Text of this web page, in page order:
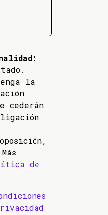
la
cederán
de